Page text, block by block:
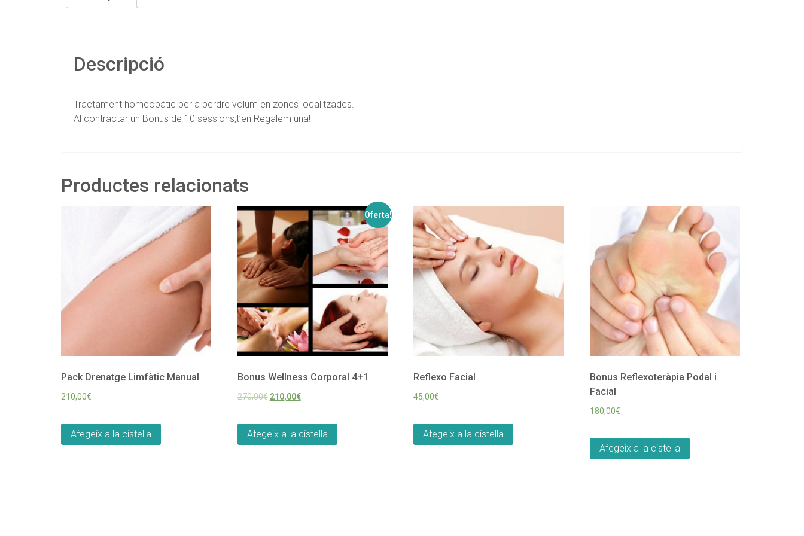
Descripció
Tractament homeopàtic per a perdre volum en zones localitzades.
Al contractar un Bonus de 10 sessions,t’en Regalem una!
Productes relacionats
Pack Drenatge Limfàtic Manual
210,00€
Afegeix a la cistella
Oferta!
Bonus Wellness Corporal 4+1
270,00€ 210,00€
Afegeix a la cistella
Reflexo Facial
45,00€
Afegeix a la cistella
Bonus Reflexoteràpia PodaI i
Facial
180,00€
Afegeix a la cistella
Si us plau escriu dos dígits